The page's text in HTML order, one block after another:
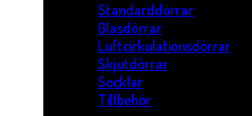
Standarddörrar
Glasdörrar
Luftcirkulationsdörrar
Skjutdörrar
Socklar
Tillbehör